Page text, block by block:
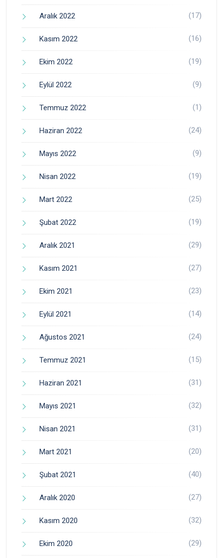
Aralık 2022 (17)
Kasım 2022 (16)
Ekim 2022 (19)
Eylül 2022 (9)
Temmuz 2022 (1)
Haziran 2022 (24)
Mayıs 2022 (9)
Nisan 2022 (19)
Mart 2022 (25)
Şubat 2022 (19)
Aralık 2021 (29)
Kasım 2021 (27)
Ekim 2021 (23)
Eylül 2021 (14)
Ağustos 2021 (24)
Temmuz 2021 (15)
Haziran 2021 (31)
Mayıs 2021 (32)
Nisan 2021 (31)
Mart 2021 (20)
Şubat 2021 (40)
Aralık 2020 (27)
Kasım 2020 (32)
Ekim 2020 (29)